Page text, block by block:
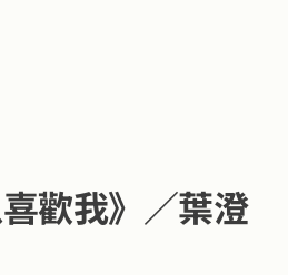
歡我》／葉澄